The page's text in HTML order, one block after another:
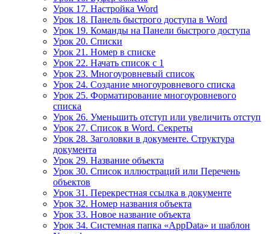
Урок 17. Настройка Word
Урок 18. Панель быстрого доступа в Word
Урок 19. Команды на Панели быстрого доступа
Урок 20. Списки
Урок 21. Номер в списке
Урок 22. Начать список с 1
Урок 23. Многоуровневый список
Урок 24. Создание многоуровневого списка
Урок 25. Форматирование многоуровневого
списка
Урок 26. Уменьшить отступ или увеличить отступ
Урок 27. Список в Word. Секреты
Урок 28. Заголовки в документе. Структура
документа
Урок 29. Название объекта
Урок 30. Список иллюстраций или Перечень
объектов
Урок 31. Перекрестная ссылка в документе
Урок 32. Номер названия объекта
Урок 33. Новое название объекта
Урок 34. Системная папка «AppData» и шаблон